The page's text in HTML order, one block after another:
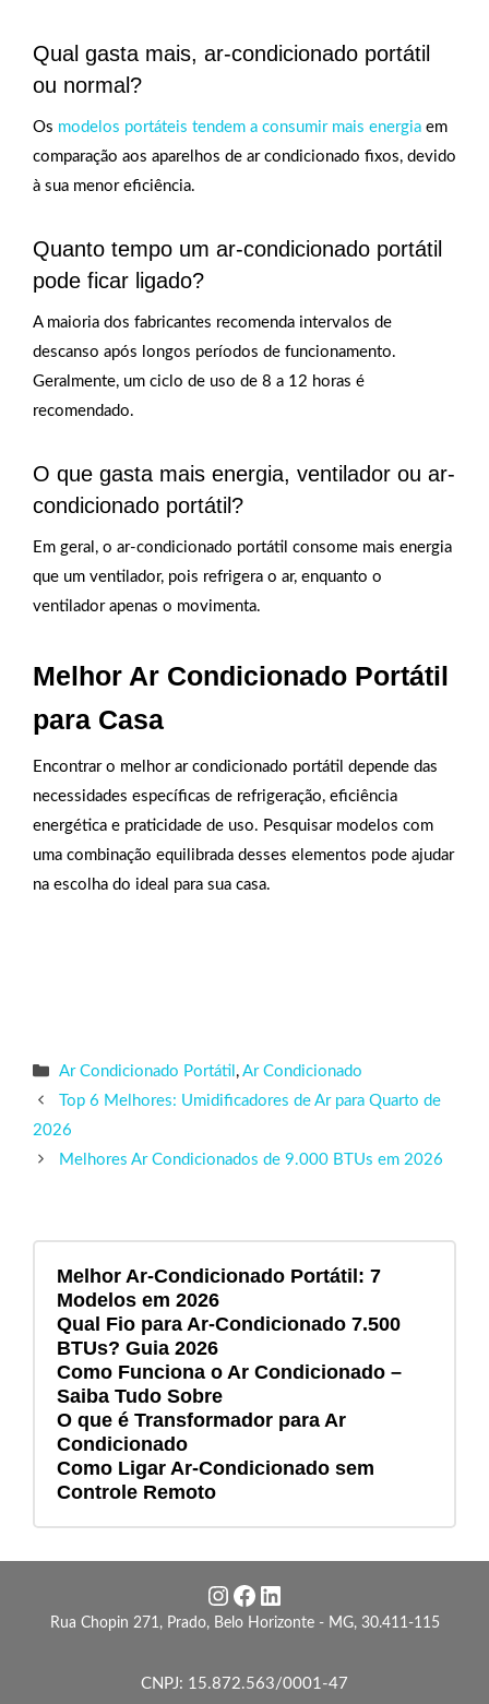
Qual gasta mais, ar-condicionado portátil
ou normal?
Os modelos portáteis tendem a consumir mais energia em
comparação aos aparelhos de ar condicionado fixos, devido
à sua menor eficiência.
Quanto tempo um ar-condicionado portátil
pode ficar ligado?
A maioria dos fabricantes recomenda intervalos de
descanso após longos períodos de funcionamento.
Geralmente, um ciclo de uso de 8 a 12 horas é
recomendado.
O que gasta mais energia, ventilador ou ar-
condicionado portátil?
Em geral, o ar-condicionado portátil consome mais energia
que um ventilador, pois refrigera o ar, enquanto o
ventilador apenas o movimenta.
Melhor Ar Condicionado Portátil
para Casa
Encontrar o melhor ar condicionado portátil depende das
necessidades específicas de refrigeração, eficiência
energética e praticidade de uso. Pesquisar modelos com
uma combinação equilibrada desses elementos pode ajudar
na escolha do ideal para sua casa.
Categorias
Ar Condicionado Portátil , Ar Condicionado
Top 6 Melhores: Umidificadores de Ar para Quarto de
2026
Melhores Ar Condicionados de 9.000 BTUs em 2026
Melhor Ar-Condicionado Portátil: 7
Modelos em 2026
Qual Fio para Ar-Condicionado 7.500
BTUs? Guia 2026
Como Funciona o Ar Condicionado –
Saiba Tudo Sobre
O que é Transformador para Ar
Condicionado
Como Ligar Ar-Condicionado sem
Controle Remoto
Instagram Facebook LinkedIn
Rua Chopin 271, Prado, Belo Horizonte - MG, 30.411-115
CNPJ: 15.872.563/0001-47